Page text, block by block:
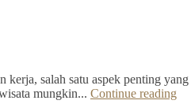
kerja, salah satu aspek penting
mungkin... Continue reading